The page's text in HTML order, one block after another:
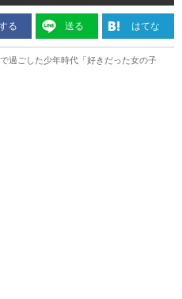
る 送る はてな
過ごした少年時代「好きだった女の子